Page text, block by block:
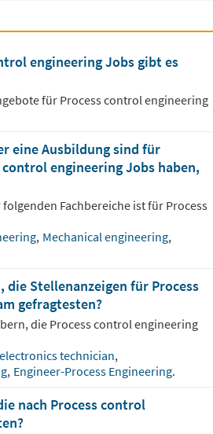
engineering Jobs gibt es
fürProcess control engineering
eine Ausbildung sind für
engineering Jobs haben,
Fachbereiche ist für Process
, Mechanical engineering,
die Stellenanzeigen für Process
gefragtesten?
dieProcess control engineering
technician,
, Engineer-Process Engineering.
nach Process control